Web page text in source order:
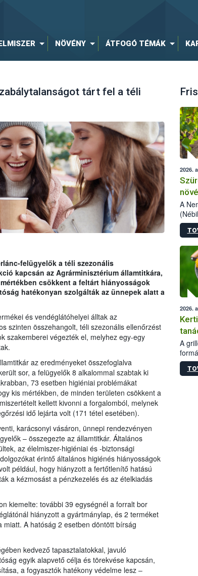
NÖVÉNY ÁTFOGÓ TÉMÁK
tárt fel a téli
felügyelők a téli szezonális
kapcsán az Agrárminisztérium államtitkára,
csökkent a feltárt hiányosságok
hatékonyan szolgálták az ünnepek alatt a
és vendéglátóhelyei álltak az
szinten összehangolt, téli szezonális ellenőrzést
szakemberei végezték el, melyhez egy-egy
az eredményeket összefoglalva
sor, a felügyelők 8 alkalommal szabtak ki
73 esetben higiéniai problémákat
kis mértékben, de minden területen csökkent a
kellett kivonni a forgalomból, melynek
idő lejárta volt (171 tétel esetében).
karácsonyi vásáron, ünnepi rendezvényen
– összegezte az államtitkár. Általános
az élelmiszer-higiéniai és -biztonsági
érintő általános higiénés hiányosságok
például, hogy hiányzott a fertőtlenítő hatású
a kézmosást a pénzkezelés és az ételkiadás
kiemelte: további 39 egységnél a forralt bor
hiányzott a gyártmánylap, és 2 terméket
A hatóság 2 esetben döntött bírság
kedvező tapasztalatokkal, javuló
egyik alapvető célja és törekvése kapcsán,
a fogyasztók hatékony védelme lesz ‒
2026.
A
Az
2026.
A